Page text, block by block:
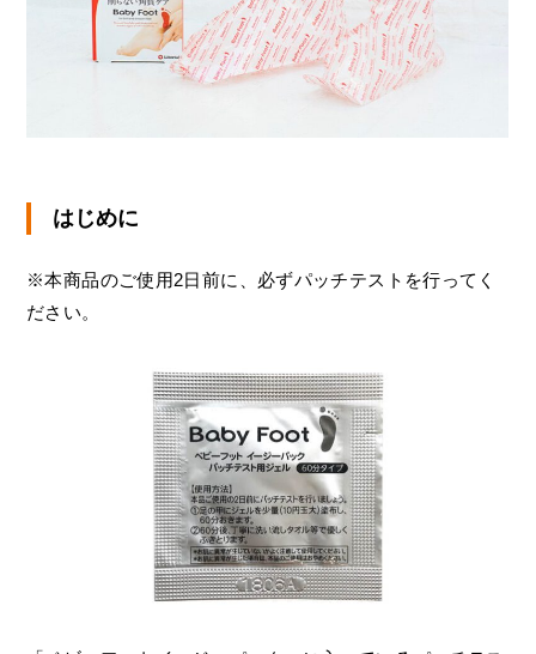
はじめに
※本商品のご使用2日前に、必ずパッチテストを行ってく
ださい。